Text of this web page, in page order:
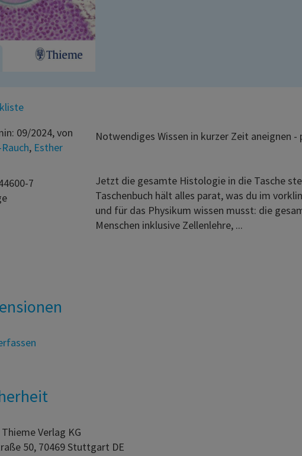
09/2024, von
, Esther
7
Notwendiges Wissen in kurzer Zeit aneignen
Jetzt die gesamte Histologie in die Tasche
Taschenbuch hält alles parat, was du im
und für das Physikum wissen musst: die
Menschen inklusive Zellenlehre, ...
Verlag KG
50, 70469 Stuttgart DE